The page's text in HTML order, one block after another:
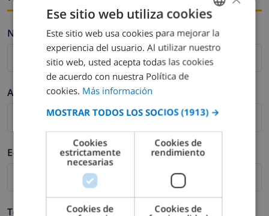
Nombre *
Apellidos *
E-mail *
Teléfono *
SPANISH
DUTCH
FRENCH
GERMAN
CATALAN
ITALIAN
DANISH
Ese sitio web utiliza cookies
Este sitio web usa cookies para mejorar la
experiencia del usuario. Al utilizar nuestro
sitio web, usted acepta todas las cookies
de acuerdo con nuestra Política de
cookies. Más información
MOSTRAR TODOS LOS SOCIOS (1913) →
Cookies
estrictamente
necesarias
Cookies de
rendimiento
Cookies de
Cookies de